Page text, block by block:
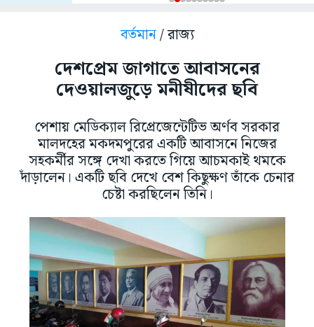
বর্তমান/ রাজ্য
দেশপ্রেম জাগাতে আবাসনের
দেওয়ালজুড়ে মনীষীদের ছবি
পেশায় মেডিক্যাল রিপ্রেজেন্টেটিভ অর্ণব সরকার
মালদহের মকদমপুরের একটি আবাসনে নিজের
সহকর্মীর সঙ্গে দেখা করতে গিয়ে আচমকাই থমকে
দাঁড়ালেন। একটি ছবি দেখে বেশ কিছুক্ষণ তাঁকে চেনার
চেষ্টা করছিলেন তিনি।